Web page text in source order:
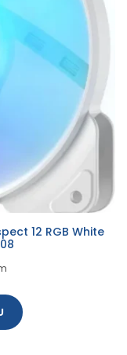
12 RGB White